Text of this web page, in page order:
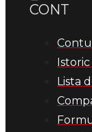
CONT
Lista